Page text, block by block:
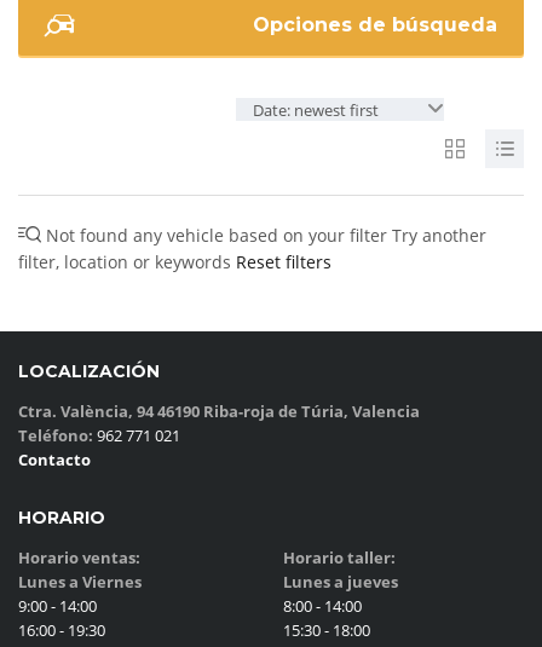
Opciones de búsqueda
Date: newest first
Not found any vehicle based on your filter Try another
filter, location or keywords Reset filters
LOCALIZACIÓN
Ctra. València, 94 46190 Riba-roja de Túria, Valencia
Teléfono: 962 771 021
Contacto
HORARIO
Horario ventas:
Lunes a Viernes
9:00 - 14:00
16:00 - 19:30
Horario taller:
Lunes a jueves
8:00 - 14:00
15:30 - 18:00